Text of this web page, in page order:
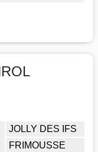
JOLLY DES IFS
FRIMOUSSE